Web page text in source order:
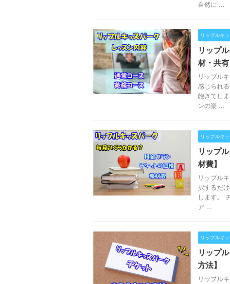
自然に ...
リップルキ
リップ
材・共有
リップル
感じられ
飽きてし
ンの楽 ...
リップルキ
リップ
材費】
リップル
択するだ
します。
ア ...
リップルキ
リップ
方法】
リップル